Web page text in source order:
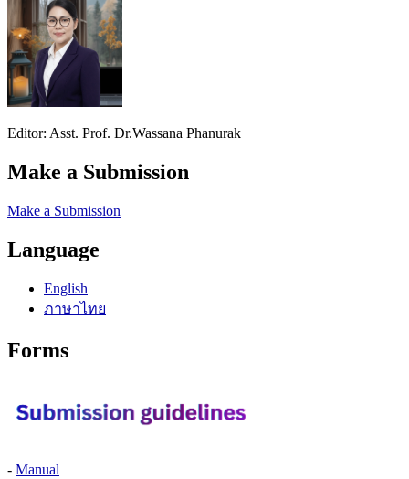
Editor: Asst. Prof. Dr.Wassana Phanurak
Make a Submission
Make a Submission
Language
English
ภาษาไทย
Forms
- Manual